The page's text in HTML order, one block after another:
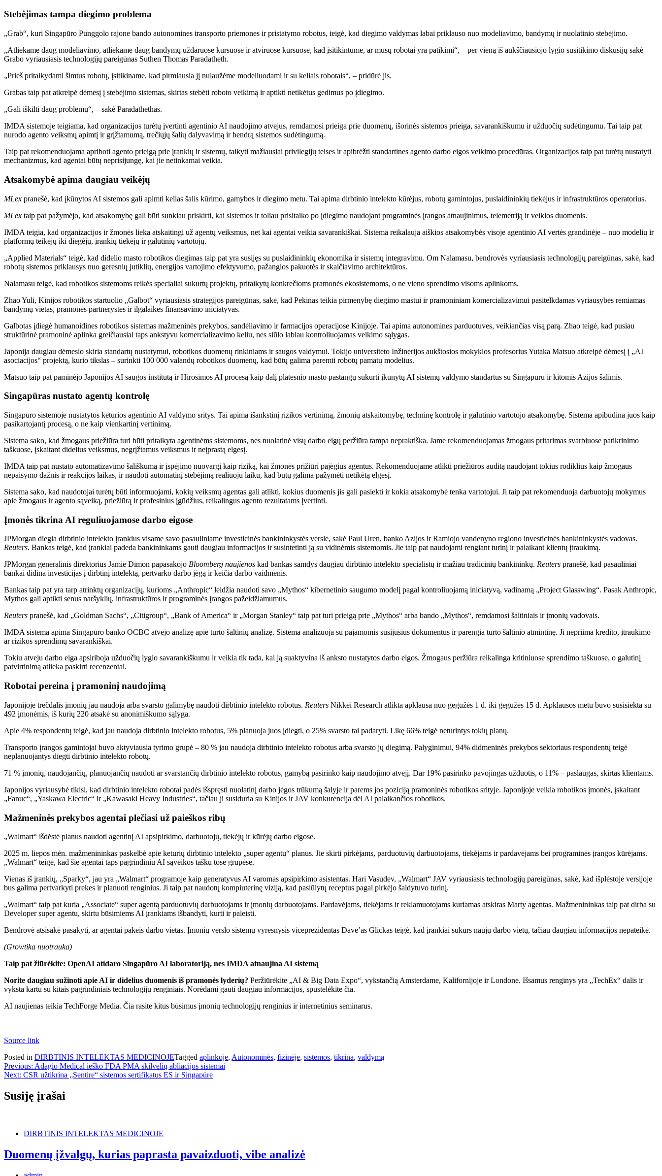
Stebėjimas tampa diegimo problema
„Grab“, kuri Singapūro Punggolo rajone bando autonomines transporto priemones ir pristatymo robotus, teigė, kad diegimo valdymas labai priklauso nuo modeliavimo, bandymų ir nuolatinio stebėjimo.
„Atliekame daug modeliavimo, atliekame daug bandymų uždaruose kursuose ir atviruose kursuose, kad įsitikintume, ar mūsų robotai yra patikimi“, – per vieną iš aukščiausiojo lygio susitikimo diskusijų sakė
Grabo vyriausiasis technologijų pareigūnas Suthen Thomas Paradatheth.
„Prieš pritaikydami šimtus robotų, įsitikiname, kad pirmiausia jį nulaužėme modeliuodami ir su keliais robotais“, – pridūrė jis.
Grabas taip pat atkreipė dėmesį į stebėjimo sistemas, skirtas stebėti roboto veikimą ir aptikti netikėtus gedimus po įdiegimo.
„Gali iškilti daug problemų“, – sakė Paradathethas.
IMDA sistemoje teigiama, kad organizacijos turėtų įvertinti agentinio AI naudojimo atvejus, remdamosi prieiga prie duomenų, išorinės sistemos prieiga, savarankiškumu ir užduočių sudėtingumu. Tai taip pat
nurodo agento veiksmų apimtį ir grįžtamumą, trečiųjų šalių dalyvavimą ir bendrą sistemos sudėtingumą.
Taip pat rekomenduojama apriboti agento prieigą prie įrankių ir sistemų, taikyti mažiausiai privilegijų teises ir apibrėžti standartines agento darbo eigos veikimo procedūras. Organizacijos taip pat turėtų nustatyti
mechanizmus, kad agentai būtų neprisijungę, kai jie netinkamai veikia.
Atsakomybė apima daugiau veikėjų
MLex pranešė, kad įkūnytos AI sistemos gali apimti kelias šalis kūrimo, gamybos ir diegimo metu. Tai apima dirbtinio intelekto kūrėjus, robotų gamintojus, puslaidininkių tiekėjus ir infrastruktūros operatorius.
MLex taip pat pažymėjo, kad atsakomybę gali būti sunkiau priskirti, kai sistemos ir toliau prisitaiko po įdiegimo naudojant programinės įrangos atnaujinimus, telemetriją ir veiklos duomenis.
IMDA teigia, kad organizacijos ir žmonės lieka atskaitingi už agentų veiksmus, net kai agentai veikia savarankiškai. Sistema reikalauja aiškios atsakomybės visoje agentinio AI vertės grandinėje – nuo ​​modelių ir
platformų teikėjų iki diegėjų, įrankių tiekėjų ir galutinių vartotojų.
„Applied Materials“ teigė, kad didelio masto robotikos diegimas taip pat yra susijęs su puslaidininkių ekonomika ir sistemų integravimu. Om Nalamasu, bendrovės vyriausiasis technologijų pareigūnas, sakė, kad
robotų sistemos priklausys nuo geresnių jutiklių, energijos vartojimo efektyvumo, pažangios pakuotės ir skaičiavimo architektūros.
Nalamasu teigė, kad robotikos sistemoms reikės specialiai sukurtų projektų, pritaikytų konkrečioms pramonės ekosistemoms, o ne vieno sprendimo visoms aplinkoms.
Zhao Yuli, Kinijos robotikos startuolio „Galbot“ vyriausiasis strategijos pareigūnas, sakė, kad Pekinas teikia pirmenybę diegimo mastui ir pramoniniam komercializavimui pasitelkdamas vyriausybės remiamas
bandymų vietas, pramonės partnerystes ir ilgalaikes finansavimo iniciatyvas.
Galbotas įdiegė humanoidines robotikos sistemas mažmeninės prekybos, sandėliavimo ir farmacijos operacijose Kinijoje. Tai apima autonomines parduotuves, veikiančias visą parą. Zhao teigė, kad pusiau
struktūrinė pramoninė aplinka greičiausiai taps ankstyvu komercializavimo keliu, nes siūlo labiau kontroliuojamas veikimo sąlygas.
Japonija daugiau dėmesio skiria standartų nustatymui, robotikos duomenų rinkiniams ir saugos valdymui. Tokijo universiteto Inžinerijos aukštosios mokyklos profesorius Yutaka Matsuo atkreipė dėmesį į „AI
asociacijos“ projektą, kurio tikslas – surinkti 100 000 valandų robotikos duomenų, kad būtų galima paremti robotų pamatų modelius.
Matsuo taip pat paminėjo Japonijos AI saugos institutą ir Hirosimos AI procesą kaip dalį platesnio masto pastangų sukurti įkūnytų AI sistemų valdymo standartus su Singapūru ir kitomis Azijos šalimis.
Singapūras nustato agentų kontrolę
Singapūro sistemoje nustatytos keturios agentinio AI valdymo sritys. Tai apima išankstinį rizikos vertinimą, žmonių atskaitomybę, techninę kontrolę ir galutinio vartotojo atsakomybę. Sistema apibūdina juos kaip
pasikartojantį procesą, o ne kaip vienkartinį vertinimą.
Sistema sako, kad žmogaus priežiūra turi būti pritaikyta agentinėms sistemoms, nes nuolatinė visų darbo eigų peržiūra tampa nepraktiška. Jame rekomenduojamas žmogaus pritarimas svarbiuose patikrinimo
taškuose, įskaitant didelius veiksmus, negrįžtamus veiksmus ir neįprastą elgesį.
IMDA taip pat nustato automatizavimo šališkumą ir įspėjimo nuovargį kaip riziką, kai žmonės prižiūri pajėgius agentus. Rekomenduojame atlikti priežiūros auditą naudojant tokius rodiklius kaip žmogaus
nepaisymo dažnis ir reakcijos laikas, ir naudoti automatinį stebėjimą realiuoju laiku, kad būtų galima pažymėti netikėtą elgesį.
Sistema sako, kad naudotojai turėtų būti informuojami, kokių veiksmų agentas gali atlikti, kokius duomenis jis gali pasiekti ir kokia atsakomybė tenka vartotojui. Ji taip pat rekomenduoja darbuotojų mokymus
apie žmogaus ir agento sąveiką, priežiūrą ir profesinius įgūdžius, reikalingus agento rezultatams įvertinti.
Įmonės tikrina AI reguliuojamose darbo eigose
JPMorgan diegia dirbtinio intelekto įrankius visame savo pasauliniame investicinės bankininkystės versle, sakė Paul Uren, banko Azijos ir Ramiojo vandenyno regiono investicinės bankininkystės vadovas.
Reuters. Bankas teigė, kad įrankiai padeda bankininkams gauti daugiau informacijos ir susintetinti ją su vidinėmis sistemomis. Jie taip pat naudojami rengiant turinį ir palaikant klientų įtraukimą.
JPMorgan generalinis direktorius Jamie Dimon papasakojo Bloomberg naujienos kad bankas samdys daugiau dirbtinio intelekto specialistų ir mažiau tradicinių bankininkų. Reuters pranešė, kad pasauliniai
bankai didina investicijas į dirbtinį intelektą, pertvarko darbo jėgą ir keičia darbo vaidmenis.
Bankas taip pat yra tarp atrinktų organizacijų, kurioms „Anthropic“ leidžia naudoti savo „Mythos“ kibernetinio saugumo modelį pagal kontroliuojamą iniciatyvą, vadinamą „Project Glasswing“. Pasak Anthropic,
Mythos gali aptikti senus naršyklių, infrastruktūros ir programinės įrangos pažeidžiamumus.
Reuters pranešė, kad „Goldman Sachs“, „Citigroup“, „Bank of America“ ir „Morgan Stanley“ taip pat turi prieigą prie „Mythos“ arba bando „Mythos“, remdamosi šaltiniais ir įmonių vadovais.
IMDA sistema apima Singapūro banko OCBC atvejo analizę apie turto šaltinių analizę. Sistema analizuoja su pajamomis susijusius dokumentus ir parengia turto šaltinio atmintinę. Ji nepriima kredito, įtraukimo
ar rizikos sprendimų savarankiškai.
Tokiu atveju darbo eiga apsiriboja užduočių lygio savarankiškumu ir veikia tik tada, kai ją suaktyvina iš anksto nustatytos darbo eigos. Žmogaus peržiūra reikalinga kritiniuose sprendimo taškuose, o galutinį
patvirtinimą atlieka paskirti recenzentai.
Robotai pereina į pramoninį naudojimą
Japonijoje trečdalis įmonių jau naudoja arba svarsto galimybę naudoti dirbtinio intelekto robotus. Reuters Nikkei Research atlikta apklausa nuo gegužės 1 d. iki gegužės 15 d. Apklausos metu buvo susisiekta su
492 įmonėmis, iš kurių 220 atsakė su anonimiškumo sąlyga.
Apie 4% respondentų teigė, kad jau naudoja dirbtinio intelekto robotus, 5% planuoja juos įdiegti, o 25% svarsto tai padaryti. Likę 66% teigė neturintys tokių planų.
Transporto įrangos gamintojai buvo aktyviausia tyrimo grupė – 80 % jau naudoja dirbtinio intelekto robotus arba svarsto jų diegimą. Palyginimui, 94% didmeninės prekybos sektoriaus respondentų teigė
neplanuojantys diegti dirbtinio intelekto robotų.
71 % įmonių, naudojančių, planuojančių naudoti ar svarstančių dirbtinio intelekto robotus, gamybą pasirinko kaip naudojimo atvejį. Dar 19% pasirinko pavojingas užduotis, o 11% – paslaugas, skirtas klientams.
Japonijos vyriausybė tikisi, kad dirbtinio intelekto robotai padės išspręsti nuolatinį darbo jėgos trūkumą šalyje ir parems jos poziciją pramoninės robotikos srityje. Japonijoje veikia robotikos įmonės, įskaitant
„Fanuc“, „Yaskawa Electric“ ir „Kawasaki Heavy Industries“, tačiau ji susiduria su Kinijos ir JAV konkurencija dėl AI palaikančios robotikos.
Mažmeninės prekybos agentai plečiasi už paieškos ribų
„Walmart“ išdėstė planus naudoti agentinį AI apsipirkimo, darbuotojų, tiekėjų ir kūrėjų darbo eigose.
2025 m. liepos mėn. mažmenininkas paskelbė apie keturių dirbtinio intelekto „super agentų“ planus. Jie skirti pirkėjams, parduotuvių darbuotojams, tiekėjams ir pardavėjams bei programinės įrangos kūrėjams.
„Walmart“ teigė, kad šie agentai taps pagrindiniu AI sąveikos tašku tose grupėse.
Vienas iš įrankių, „Sparky“, jau yra „Walmart“ programoje kaip generatyvus AI varomas apsipirkimo asistentas. Hari Vasudev, „Walmart“ JAV vyriausiasis technologijų pareigūnas, sakė, kad išplėstoje versijoje
bus galima pertvarkyti prekes ir planuoti renginius. Ji taip pat naudotų kompiuterinę viziją, kad pasiūlytų receptus pagal pirkėjo šaldytuvo turinį.
„Walmart“ taip pat kuria „Associate“ super agentą parduotuvių darbuotojams ir įmonių darbuotojams. Pardavėjams, tiekėjams ir reklamuotojams kuriamas atskiras Marty agentas. Mažmenininkas taip pat dirba su
Developer super agentu, skirtu būsimiems AI įrankiams išbandyti, kurti ir paleisti.
Bendrovė atsisakė pasakyti, ar agentai pakeis darbo vietas. Įmonių verslo sistemų vyresnysis viceprezidentas Dave’as Glickas teigė, kad įrankiai sukurs naujų darbo vietų, tačiau daugiau informacijos nepateikė.
(Growtika nuotrauka)
Taip pat žiūrėkite: OpenAI atidaro Singapūro AI laboratoriją, nes IMDA atnaujina AI sistemą
Norite daugiau sužinoti apie AI ir didelius duomenis iš pramonės lyderių? Peržiūrėkite „AI & Big Data Expo“, vykstančią Amsterdame, Kalifornijoje ir Londone. Išsamus renginys yra „TechEx“ dalis ir
vyksta kartu su kitais pagrindiniais technologijų renginiais. Norėdami gauti daugiau informacijos, spustelėkite čia.
AI naujienas teikia TechForge Media. Čia rasite kitus būsimus įmonių technologijų renginius ir internetinius seminarus.
Source link
Posted in DIRBTINIS INTELEKTAS MEDICINOJETagged aplinkoje, Autonominės, fizinėje, sistemos, tikrina, valdymą
Navigacija
tarp
įrašų
Previous: Adagio Medical ieško FDA PMA skilvelių abliacijos sistemai
Next: CSR užtikrina „Sentire“ sistemos sertifikatus ES ir Singapūre
Susiję įrašai
DIRBTINIS INTELEKTAS MEDICINOJE
Duomenų įžvalgų, kurias paprasta pavaizduoti, vibe analizė